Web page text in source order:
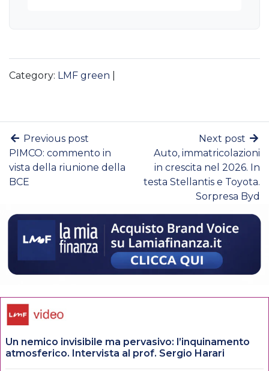
Category: LMF green
Previous post
PIMCO: commento in
vista della riunione della
BCE
Next post
Auto, immatricolazioni
in crescita nel 2026. In
testa Stellantis e Toyota.
Sorpresa Byd
Un nemico invisibile ma pervasivo: l’inquinamento
atmosferico. Intervista al prof. Sergio Harari